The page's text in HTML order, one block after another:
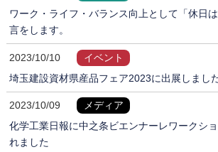
ワーク・ライフ・バランス向上として「休日
言をします。
2023/10/10
イベント
埼玉建設資材県産品フェア2023に出展しまし
2023/10/09
メディア
化学工業日報に中之条ビエンナーレワークシ
れました